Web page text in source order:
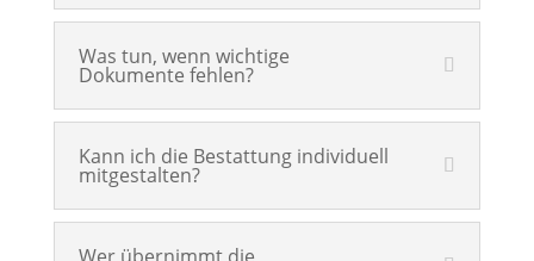
Was tun, wenn wichtige
Dokumente fehlen?
Kann ich die Bestattung individuell
mitgestalten?